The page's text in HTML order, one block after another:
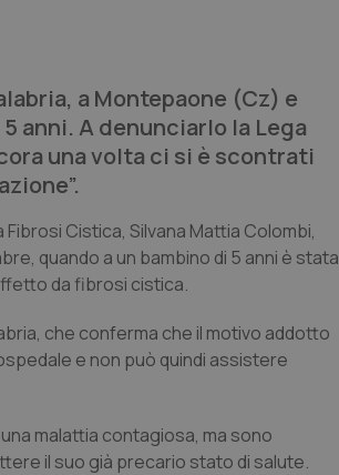
a Montepaone (Cz) e
anni. A denunciarlo la Lega
una volta ci si è scontrati
Cistica, Silvana Mattia Colombi,
quando a un bambino di 5 anni è stata
da fibrosi cistica.
che conferma che il motivo addotto
e non può quindi assistere
malattia contagiosa, ma sono
il suo già precario stato di salute.